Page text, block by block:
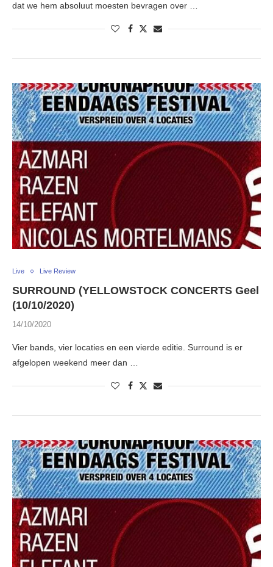
dat we hem absoluut moesten bevragen over …
Live Live Review
SURROUND (YELLOWSTOCK CONCERTS Geel
(10/10/2020)
14/10/2020
Vier bands, vier locaties en een vierde editie. Surround is er
afgelopen weekend meer dan …